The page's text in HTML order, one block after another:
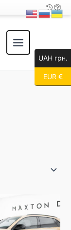
UAH грн.
EUR €